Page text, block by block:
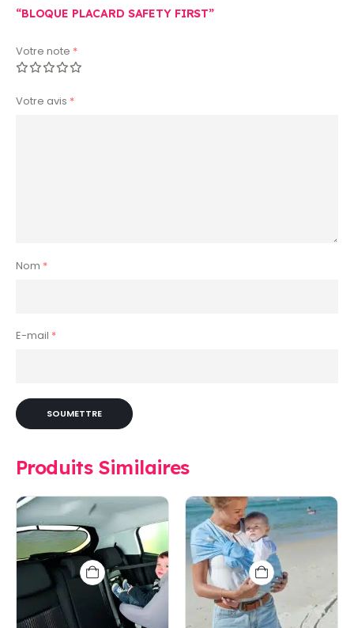
“BLOQUE PLACARD SAFETY FIRST”
Votre note *
Votre avis *
Nom *
E-mail *
Produits Similaires